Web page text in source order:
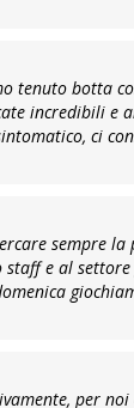
tenuto botta
incredibili e
ci
sempre la
e al
per noi